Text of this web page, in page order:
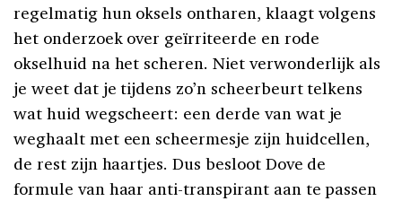
regelmatig hun oksels ontharen, klaagt volgens
het onderzoek over geïrriteerde en rode
okselhuid na het scheren. Niet verwonderlijk als
je weet dat je tijdens zo’n scheerbeurt telkens
wat huid wegscheert: een derde van wat je
weghaalt met een scheermesje zijn huidcellen,
de rest zijn haartjes. Dus besloot Dove de
formule van haar anti-transpirant aan te passen